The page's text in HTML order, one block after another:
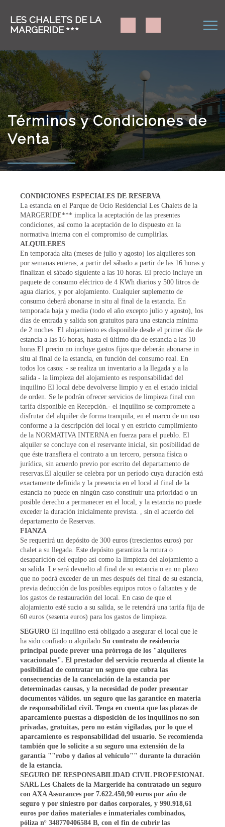
LES CHALETS DE LA
MARGERIDE
Términos y Condiciones de
Venta
CONDICIONES ESPECIALES DE RESERVA
La estancia en el Parque de Ocio Residencial Les Chalets de la
MARGERIDE*** implica la aceptación de las presentes
condiciones, así como la aceptación de lo dispuesto en la
normativa interna con el compromiso de cumplirlas.
ALQUILERES
En temporada alta (meses de julio y agosto) los alquileres son
por semanas enteras, a partir del sábado a partir de las 16 horas y
finalizan el sábado siguiente a las 10 horas. El precio incluye un
paquete de consumo eléctrico de 4 KWh diarios y 500 litros de
agua diarios, y por alojamiento. Cualquier suplemento de
consumo deberá abonarse in situ al final de la estancia. En
temporada baja y media (todo el año excepto julio y agosto), los
días de entrada y salida son gratuitos para una estancia mínima
de 2 noches. El alojamiento es disponible desde el primer día de
estancia a las 16 horas, hasta el último día de estancia a las 10
horas.El precio no incluye gastos fijos que deberán abonarse in
situ al final de la estancia, en función del consumo real. En
todos los casos: - se realiza un inventario a la llegada y a la
salida - la limpieza del alojamiento es responsabilidad del
inquilino El local debe devolverse limpio y en el estado inicial
de orden. Se le podrán ofrecer servicios de limpieza final con
tarifa disponible en Recepción.- el inquilino se compromete a
disfrutar del alquiler de forma tranquila, en el marco de un uso
conforme a la descripción del local y en estricto cumplimiento
de la NORMATIVA INTERNA en fuerza para el pueblo. El
alquiler se concluye con el reservante inicial, sin posibilidad de
que éste transfiera el contrato a un tercero, persona física o
jurídica, sin acuerdo previo por escrito del departamento de
reservas.El alquiler se celebra por un período cuya duración está
exactamente definida y la presencia en el local al final de la
estancia no puede en ningún caso constituir una prioridad o un
posible derecho a permanecer en el local, y la estancia no puede
exceder la duración inicialmente prevista. , sin el acuerdo del
departamento de Reservas.
FIANZA
Se requerirá un depósito de 300 euros (trescientos euros) por
chalet a su llegada. Este depósito garantiza la rotura o
desaparición del equipo así como la limpieza del alojamiento a
su salida. Le será devuelto al final de su estancia o en un plazo
que no podrá exceder de un mes después del final de su estancia,
previa deducción de los posibles equipos rotos o faltantes y de
los gastos de restauración del local. En caso de que el
alojamiento esté sucio a su salida, se le retendrá una tarifa fija de
60 euros (sesenta euros) para los gastos de limpieza.
SEGURO El inquilino está obligado a asegurar el local que le
ha sido confiado o alquilado.Su contrato de residencia
principal puede prever una prórroga de los "alquileres
vacacionales". El prestador del servicio recuerda al cliente la
posibilidad de contratar un seguro que cubra las
consecuencias de la cancelación de la estancia por
determinadas causas, y la necesidad de poder presentar
documentos válidos. un seguro que las garantice en materia
de responsabilidad civil. Tenga en cuenta que las plazas de
aparcamiento puestas a disposición de los inquilinos no son
privadas, gratuitas, pero no están vigiladas, por lo que el
aparcamiento es responsabilidad del usuario. Se recomienda
también que lo solicite a su seguro una extensión de la
garantía ""robo y daños al vehículo"" durante la duración
de la estancia.
SEGURO DE RESPONSABILIDAD CIVIL PROFESIONAL
SARL Les Chalets de la Margeride ha contratado un seguro
con AXA Assurances por 7.622.450,90 euros por año de
seguro y por siniestro por daños corporales, y 990.918,61
euros por daños materiales e inmateriales combinados,
póliza nº 348770406584 B, con el fin de cubrir las